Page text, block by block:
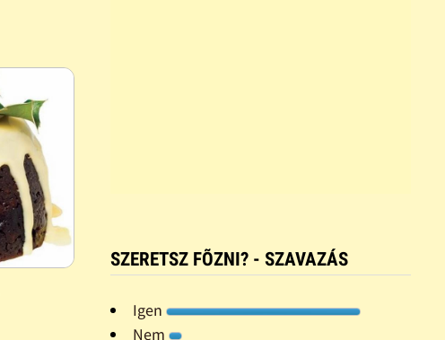
SZERETSZ FÕZNI? - SZAVAZÁS
Igen
Nem